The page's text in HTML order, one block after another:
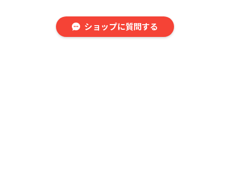
ショップに質問する